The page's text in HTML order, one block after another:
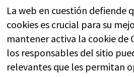
La web en cuestión defiende
cookies es crucial para su
mantener activa la cookie de
los responsables del sitio
relevantes que les permitan